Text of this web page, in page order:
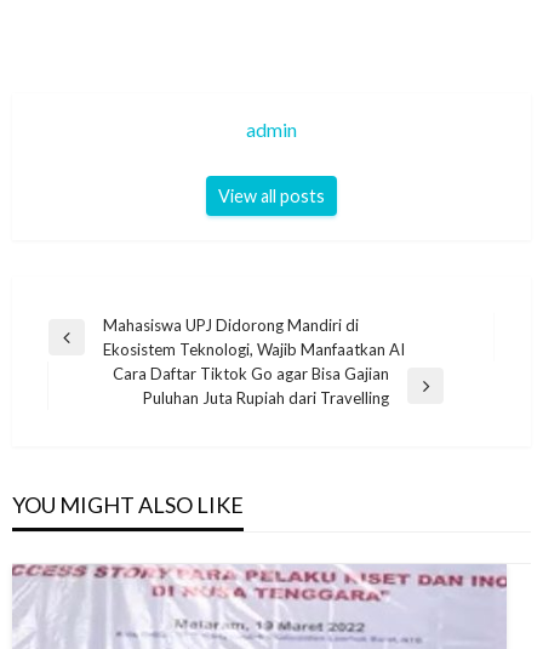
admin
View all posts
Navigasi
Previous
Mahasiswa UPJ Didorong Mandiri di
Ekosistem Teknologi, Wajib Manfaatkan AI
Cara Daftar Tiktok Go agar Bisa Gajian
Puluhan Juta Rupiah dari Travelling
YOU MIGHT ALSO LIKE